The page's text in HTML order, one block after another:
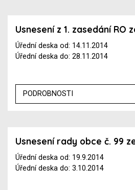
Usnesení z 1. zasedání RO
Úřední deska od: 14.11.2014
Úřední deska do: 28.11.2014
PODROBNOSTI
Usnesení rady obce č. 99
Úřední deska od: 19.9.2014
Úřední deska do: 3.10.2014